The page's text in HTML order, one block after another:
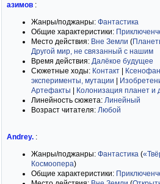
азимов :
Жанры/поджанры: Фантастика
Общие характеристики:
Место действия: Вне Земли (
Другой мир, не связанный с нашим
Время действия: Далёкое будущее
Сюжетные ходы: Контакт
эксперименты, мутации
Артефакты
Колонизация планет и
Линейность сюжета: Линейный
Возраст читателя: Любой
Andrey. :
Жанры/поджанры: Фантастика (
Космоопера)
Общие характеристики: